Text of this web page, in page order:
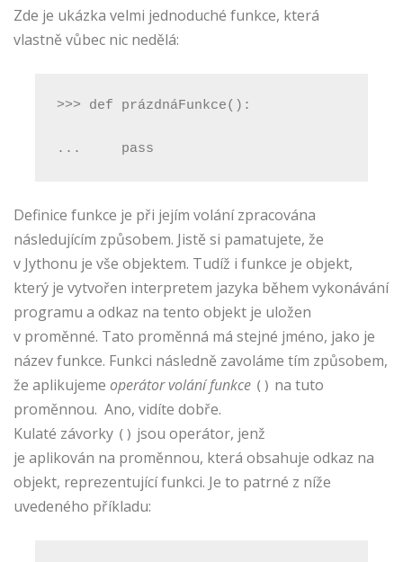
Zde je ukázka velmi jednoduché funkce, která
vlastně vůbec nic nedělá:
>>> def prázdnáFunkce():
...     pass
Definice funkce je při jejím volání zpracována
následujícím způsobem. Jistě si pamatujete, že
v Jythonu je vše objektem. Tudíž i funkce je objekt,
který je vytvořen interpretem jazyka během vykonávání
programu a odkaz na tento objekt je uložen
v proměnné. Tato proměnná má stejné jméno, jako je
název funkce. Funkci následně zavoláme tím způsobem,
že aplikujeme operátor volání funkce () na tuto
proměnnou. Ano, vidíte dobře.
Kulaté závorky () jsou operátor, jenž
je aplikován na proměnnou, která obsahuje odkaz na
objekt, reprezentující funkci. Je to patrné z níže
uvedeného příkladu: